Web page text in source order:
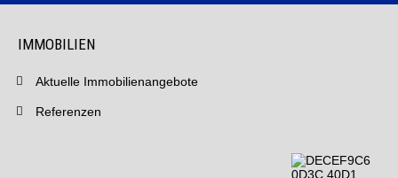
IMMOBILIEN
Aktuelle Immobilienangebote
Referenzen